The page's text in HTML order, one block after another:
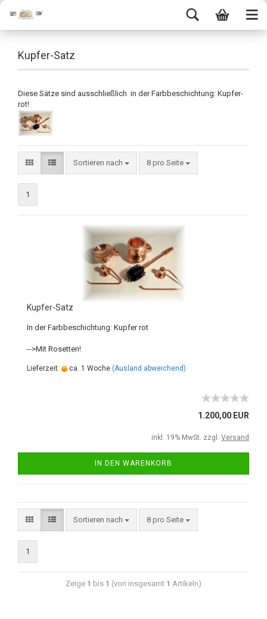
Kupfer-Satz
Diese Sätze sind ausschließlich in der Farbbeschichtung: Kupfer-
rot!
Sortieren nach 8 pro Seite
1
Kupfer-Satz
In der Farbbeschichtung: Kupfer rot
-->Mit Rosetten!
Lieferzeit: ca. 1 Woche (Ausland abweichend)
1.200,00 EUR
inkl. 19% MwSt. zzgl. Versand
IN DEN WARENKORB
Sortieren nach 8 pro Seite
1
Zeige 1 bis 1 (von insgesamt 1 Artikeln)